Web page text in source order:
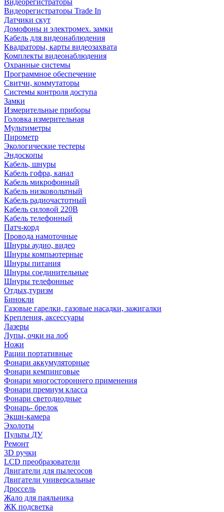
Видеорегистраторы
Видеорегистраторы Trade In
Датчики скут
Домофоны и электромех. замки
Кабель для видеонаблюдения
Квадраторы, карты видеозахвата
Комплекты видеонаблюдения
Охранные системы
Программное обеспечение
Свитчи, коммутаторы
Системы контроля доступа
Замки
Измерительные приборы
Головка измерительная
Мультиметры
Пирометр
Экологические тестеры
Эндоскопы
Кабель, шнуры
Кабель гофра, канал
Кабель микрофонный
Кабель низковольтный
Кабель радиочастотный
Кабель силовой 220В
Кабель телефонный
Патч-корд
Провода намоточные
Шнуры аудио, видео
Шнуры компьютерные
Шнуры питания
Шнуры соединительные
Шнуры телефонные
Отдых,туризм
Бинокли
Газовые гарелки, газовые насадки, зажигалки
Крепления, аксессуары
Лазеры
Лупы, очки на лоб
Ножи
Рации портативные
Фонари аккумуляторные
Фонари кемпинговые
Фонари многостороннего применения
Фонари премиум класса
Фонари светодиодные
Фонарь- брелок
Экшн-камера
Эхолоты
Пульты ДУ
Ремонт
3D ручки
LCD преобразователи
Двигатели для пылесосов
Двигатели универсальные
Дроссель
Жало для паяльника
ЖК подсветка